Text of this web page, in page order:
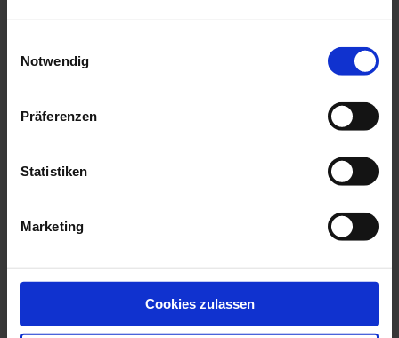
Notwendig
Präferenzen
Statistiken
Marketing
Cookies zulassen
we think you’ll like these